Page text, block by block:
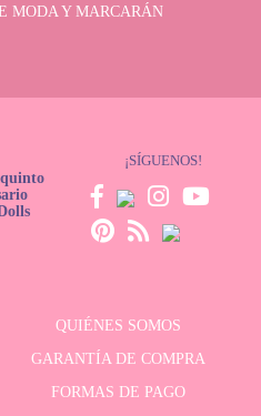
MODA Y MARCARÁN
¡SÍGUENOS!
QUIÉNES SOMOS
GARANTÍA DE COMPRA
FORMAS DE PAGO